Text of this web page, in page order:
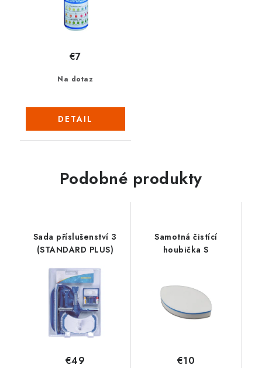
Na dotaz
€7
DETAIL
Podobné produkty
Sada příslušenství 3
(STANDARD PLUS)
€49
Samotná čistící
houbička S
€10